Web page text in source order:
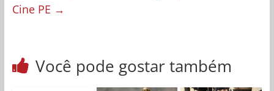
Cine PE →
Você pode gostar também